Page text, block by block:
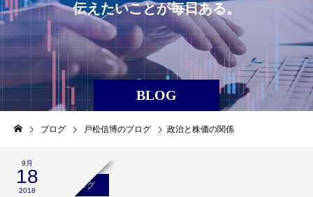
BLOG
伝え たいことが毎日ある。
ブログ 戸松信博のブログ 政治と株価の関係
9月
18
2018
戸松信博のブログ